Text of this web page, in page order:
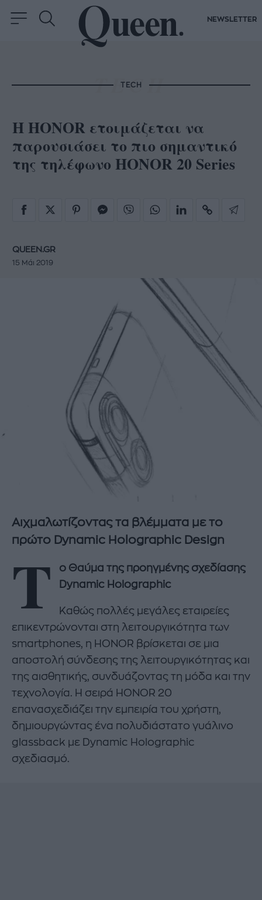
NEWSLETTER
TECH
Η HONOR ετοιμάζεται να
παρουσιάσει το πιο σημαντικό
της τηλέφωνο HONOR 20 Series
QUEEN.GR
15 Μάι 2019
Αιχμαλωτίζοντας τα βλέμματα με το
πρώτο Dynamic Holographic Design
Τ
ο Θαύμα της προηγμένης σχεδίασης
Dynamic Holographic
Καθώς πολλές μεγάλες εταιρείες
επικεντρώνονται στη λειτουργικότητα των
smartphones, η HONOR βρίσκεται σε μια
αποστολή σύνδεσης της λειτουργικότητας και
της αισθητικής, συνδυάζοντας τη μόδα και την
τεχνολογία. Η σειρά HONOR 20
επανασχεδιάζει την εμπειρία του χρήστη,
δημιουργώντας ένα πολυδιάστατο γυάλινο
glassback με Dynamic Holographic
σχεδιασμό.